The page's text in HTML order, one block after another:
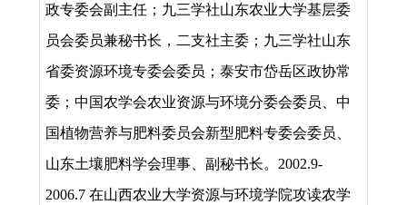
政专委会副主任；九三学社山东农业大学基层委
员会委员兼秘书长，二支社主委；九三学社山东
省委资源环境专委会委员；泰安市岱岳区政协常
委； 中国农学会农业资源与环境分委会委员、中
国植物营养与肥料委员会新型肥料专委会委员、
山东土壤肥料学会理事、副秘书长。 2002.9-
2006.7 在山西农业大学资源与环境学院攻读农学